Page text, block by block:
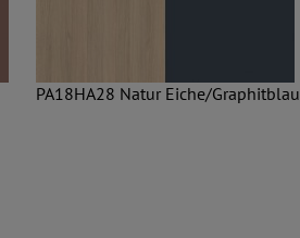
PA18HA28 Natur Eiche/Graphitblau